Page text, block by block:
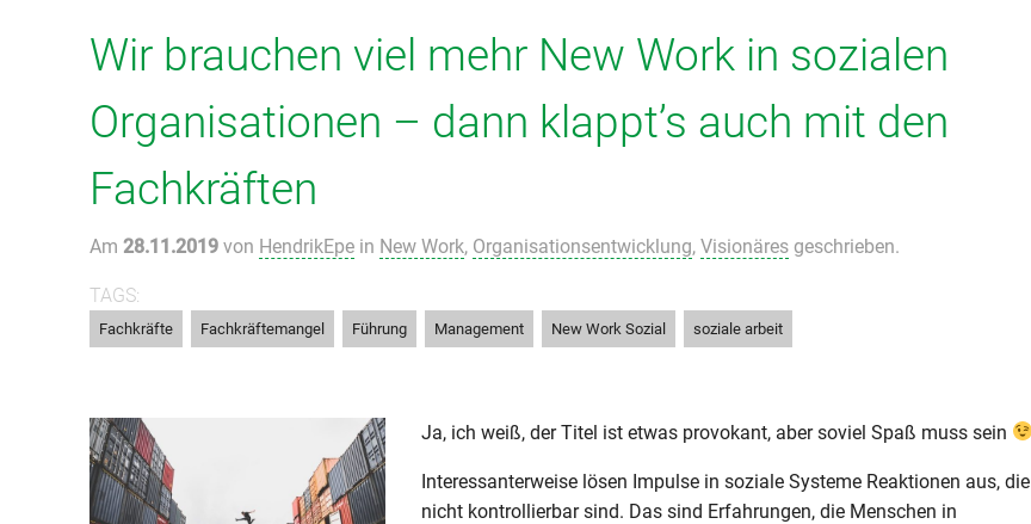
Wir brauchen viel mehr New Work in sozialen
Organisationen – dann klappt’s auch mit den
Fachkräften
Am 28.11.2019 von HendrikEpe in New Work, Organisationsentwicklung, Visionäres geschrieben.
TAGS:
Fachkräfte Fachkräftemangel Führung Management New Work Sozial soziale arbeit
Ja, ich weiß, der Titel ist etwas provokant, aber soviel Spaß muss sein
Interessanterweise lösen Impulse in soziale Systeme Reaktionen aus, die
nicht kontrollierbar sind. Das sind Erfahrungen, die Menschen in